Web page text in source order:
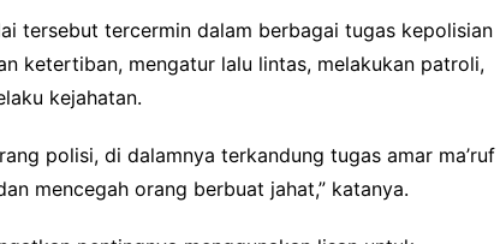
tersebut tercermin dalam berbagai tugas kepolisian
ketertiban, mengatur lalu lintas, melakukan patroli,
kejahatan.
polisi, di dalamnya terkandung tugas amar ma’ruf
mencegah orang berbuat jahat,” katanya.